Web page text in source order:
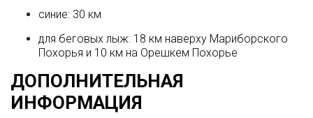
синие: 30 км
для беговых лыж: 18 км наверху Мариборского
Похорья и 10 км на Орешкем Похорье
ДОПОЛНИТЕЛЬНАЯ
ИНФОРМАЦИЯ